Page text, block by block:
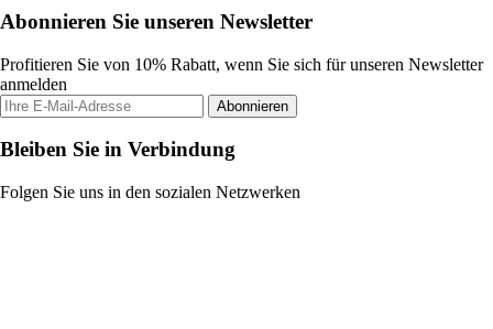
Abonnieren Sie unseren Newsletter
Profitieren Sie von 10% Rabatt, wenn Sie sich für unseren Newsletter
anmelden
Abonnieren
Bleiben Sie in Verbindung
Folgen Sie uns in den sozialen Netzwerken